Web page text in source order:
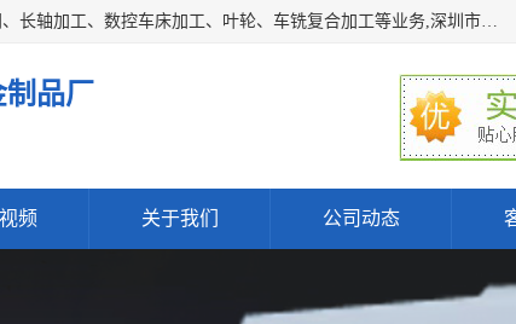
深圳市宝安区石岩瑞鑫五金制品厂主要经营丝杆加工、恒压阀、长轴加工、数控车床加工、叶轮、车铣复合加工等业务,深圳市宝安区石岩瑞鑫五金制品厂产品广泛应用于按摩椅、各类阀门、电机等石化类、机械类产品.
制品厂
频 关于我们 公司动态